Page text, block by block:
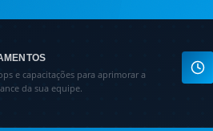
e capacitações para aprimorar a
da sua equipe.